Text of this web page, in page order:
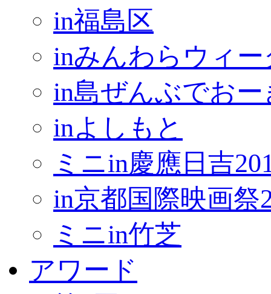
in福島区
inみんわらウィー
in島ぜんぶでおー
inよしもと
ミニin慶應日吉
in京都国際映画祭
ミニin竹芝
アワード